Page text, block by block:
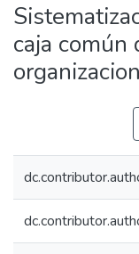
Estadísticas
Manuales
caja común